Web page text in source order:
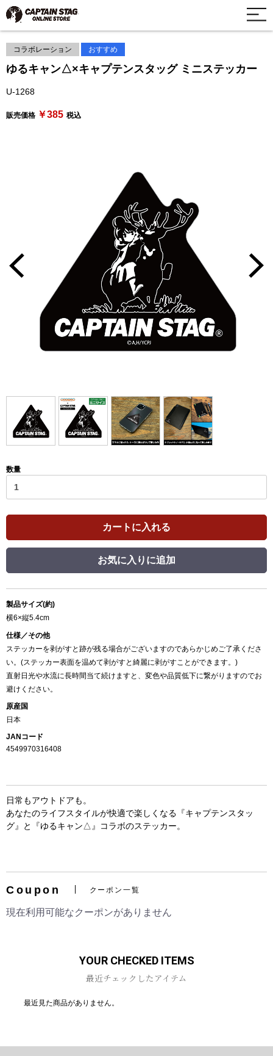
コラボレーション おすすめ
ゆるキャン△×キャプテンスタッグ ミニステッカー
U-1268
販売価格 ￥385 税込
数量
カートに入れる
お買い物を続ける
お気に入りに追加
製品サイズ(約)
横6×縦5.4cm
仕様／その他
ステッカーを剥がすと跡が残る場合がございますのであらかじめご了承くださ
い。(ステッカー表面を温めて剥がすと綺麗に剥がすことができます。)
直射日光や水流に長時間当て続けますと、変色や品質低下に繋がりますのでお
避けください。
原産国
日本
JANコード
4549970316408
日常もアウトドアも。
あなたのライフスタイルが快適で楽しくなる『キャプテンスタッ
グ』と『ゆるキャン△』コラボのステッカー。
Coupon クーポン一覧
現在利用可能なクーポンがありません
YOUR CHECKED ITEMS
最近チェックしたアイテム
最近見た商品がありません。